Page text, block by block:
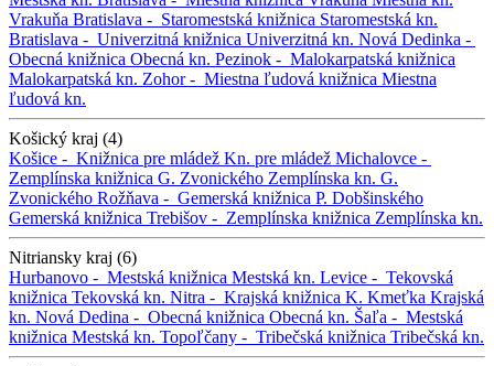
Vrakuňa Bratislava - Staromestská knižnica Staromestská kn.
Bratislava - Univerzitná knižnica Univerzitná kn. Nová Dedinka -
Obecná knižnica Obecná kn. Pezinok - Malokarpatská knižnica
Malokarpatská kn. Zohor - Miestna ľudová knižnica Miestna
ľudová kn.
Košický kraj (4)
Košice - Knižnica pre mládež Kn. pre mládež Michalovce -
Zemplínska knižnica G. Zvonického Zemplínska kn. G.
Zvonického Rožňava - Gemerská knižnica P. Dobšinského
Gemerská knižnica Trebišov - Zemplínska knižnica Zemplínska kn.
Nitriansky kraj (6)
Hurbanovo - Mestská knižnica Mestská kn. Levice - Tekovská
knižnica Tekovská kn. Nitra - Krajská knižnica K. Kmeťka Krajská
kn. Nová Dedina - Obecná knižnica Obecná kn. Šaľa - Mestská
knižnica Mestská kn. Topoľčany - Tribečská knižnica Tribečská kn.